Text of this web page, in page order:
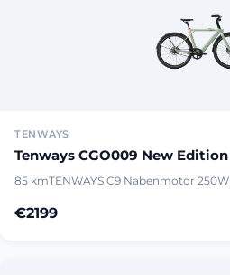
TENWAYS
Tenways CGO009 New Edition
85 kmTENWAYS C9 Nabenmotor 250W
€2199